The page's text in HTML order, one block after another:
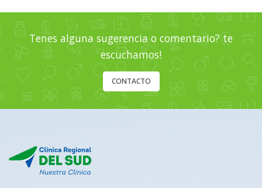
Tenes alguna sugerencia o comentario? te
escuchamos!
CONTACTO